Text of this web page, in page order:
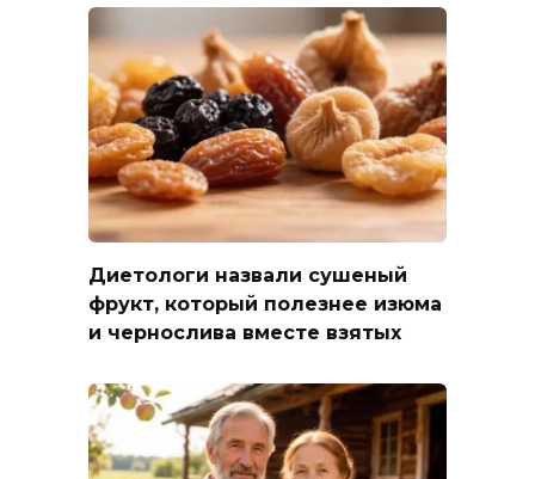
Диетологи назвали сушеный
фрукт, который полезнее изюма
и чернослива вместе взятых